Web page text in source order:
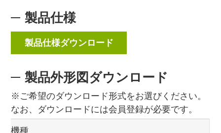
製品仕様
製品仕様ダウンロード
製品外形図ダウンロード
※ご希望のダウンロード形式をお選びください。
なお、ダウンロードには会員登録が必要です。
機種